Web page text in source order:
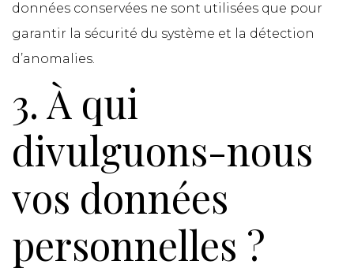
données conservées ne sont utilisées que pour
garantir la sécurité du système et la détection
d’anomalies.
3. À qui
divulguons-nous
vos données
personnelles ?